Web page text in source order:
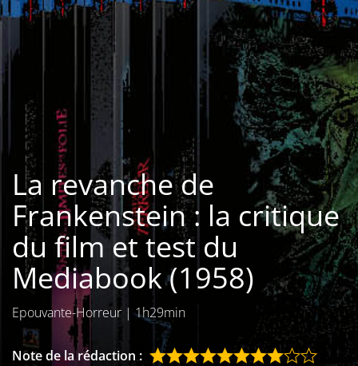
Les films par
genre
Séries
Les films
interdits
Les Dossiers
Les disparus
Les acteurs
Les actrices
Les réalisateurs
La revanche de
Frankenstein : la critique
du film et test du
Mediabook (1958)
Epouvante-Horreur |1h29min
Note de la rédaction :